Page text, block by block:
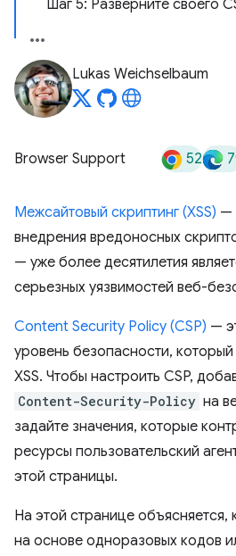
Шаг 5: Разверните своего
Lukas Weichselbaum
Browser Support 52
Межсайтовый скриптинг (XSS) —
внедрения вредоносных
— уже более десятилетия
серьезных уязвимостей веб-
Content Security Policy (CSP) —
уровень безопасности, который
XSS. Чтобы настроить CSP,
Content-Security-Policy на
задайте значения, которые
ресурсы пользовательский
этой страницы.
На этой странице объясняется,
на основе одноразовых кодов